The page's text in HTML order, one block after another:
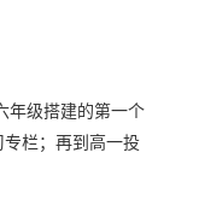
年级搭建的第一个
栏；再到高一投